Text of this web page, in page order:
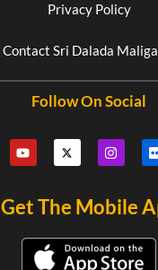
Privacy Policy
Contact Sri Dalada
Follow On Social
Get The Mobile